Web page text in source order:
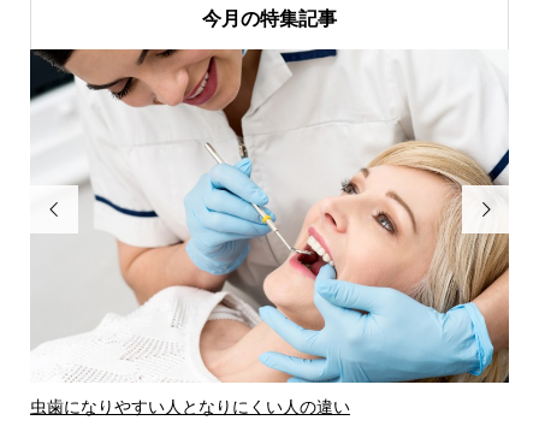
今月の特集記事

虫歯になりやすい人となりにくい人の違い
